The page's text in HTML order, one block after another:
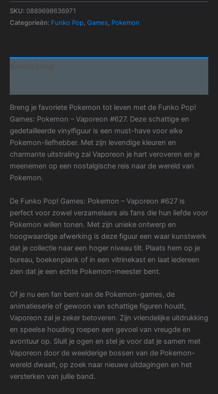
SKU: 0889698636971
Categorieën: Funko Pop, Games, Pokemon
Breng je favoriete Pokemon tot leven met de Funko Pop!
Games: Pokemon – Vaporeon #627. Deze schattige en
gedetailleerde vinylfiguur is een must-have voor elke
Pokemon-liefhebber. Met zijn levendige kleuren en
charmante uitstraling zal Vaporeon je hart veroveren en je
meenemen op een nostalgische reis naar de wereld van
Pokemon.
De Funko Pop! Games: Pokemon – Vaporeon #627 is
perfect voor zowel verzamelaars als fans die hun liefde voor
Pokemon willen tonen. Met zijn unieke ontwerp en
hoogwaardige afwerking is deze figuur een waar kunstwerk
dat je collectie naar een hoger niveau tilt. Plaats hem op je
bureau, boekenplank of in een vitrinekast en laat iedereen
zien dat je een echte Pokemon-meester bent.
Of je nu een fan bent van de Pokemon-games, de
animatieserie of gewoon van schattige figuren houdt,
Vaporeon zal je zeker betoveren. Zijn vriendelijke uitdrukking
en speelse houding roepen een gevoel van vreugde en
avontuur op. Sluit je ogen en stel je voor dat je samen met
Vaporeon door de weelderige bossen van de Pokemon-
wereld dwaalt, op zoek naar nieuwe uitdagingen en het
versterken van jullie band.